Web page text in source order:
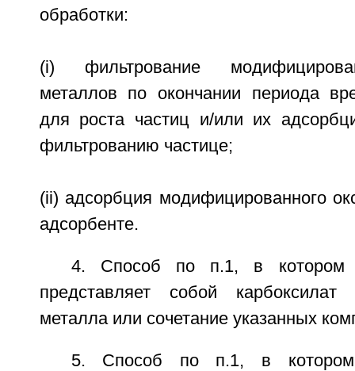
обработки:
(i) фильтрование
металлов по окончании периода
для роста частиц и/или их
фильтрованию частице;
(ii) адсорбция модифицированного
адсорбенте.
4. Способ по п.1, в котором
представляет собой карбоксилат
металла или сочетание указанных
5. Способ по п.1, в котором